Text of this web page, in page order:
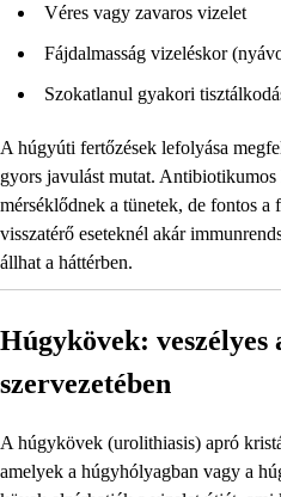
Véres vagy zavaros vizelet
Fájdalmasság vizeléskor
Szokatlanul gyakori
A húgyúti fertőzések lefolyása
gyors javulást mutat.
mérséklődnek a tünetek, de fontos a
visszatérő eseteknél akár
állhat a háttérben.
Húgykövek: veszélyes
szervezetében
A húgykövek (urolithiasis) apró
amelyek a húgyhólyagban vagy a